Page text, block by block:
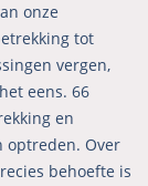
onze
tot
vergen,
eens. 66
en
optreden. Over
behoefte is